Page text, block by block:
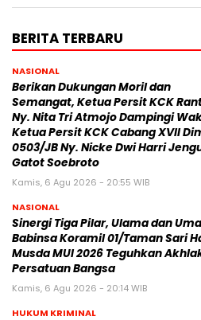
BERITA TERBARU
NASIONAL
Berikan Dukungan Moril dan
Semangat, Ketua Persit KCK
Ny. Nita Tri Atmojo Dampingi
Ketua Persit KCK Cabang XVII
0503/JB Ny. Nicke Dwi Harri
Gatot Soebroto
Kamis, 6 Agu 2026 - 20:55 WIB
NASIONAL
Sinergi Tiga Pilar, Ulama dan
Babinsa Koramil 01/Taman Sari
Musda MUI 2026 Teguhkan
Persatuan Bangsa
Kamis, 6 Agu 2026 - 20:14 WIB
HUKUM KRIMINAL